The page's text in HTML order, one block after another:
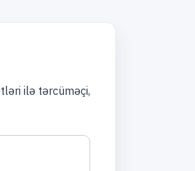
ilə tərcüməçi,